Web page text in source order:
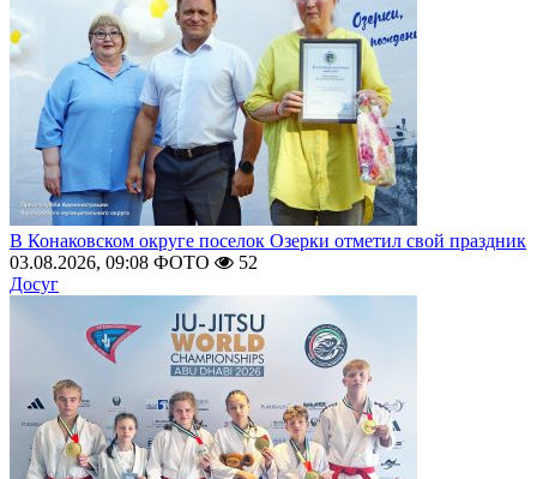
В Конаковском округе поселок Озерки отметил свой праздник
03.08.2026, 09:08 ФОТО
52
Досуг